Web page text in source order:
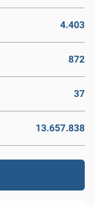
4.403
872
37
13.657.838